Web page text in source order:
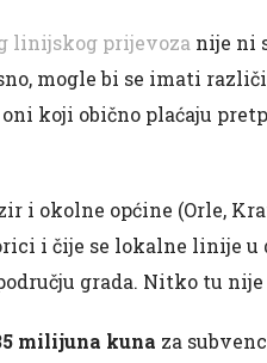
linijskog prijevoza nije ni
mogle bi se imati
koji obično plaćaju
i okolne općine (Orle,
i čije se lokalne linije u
grada. Nitko tu
milijuna kuna za